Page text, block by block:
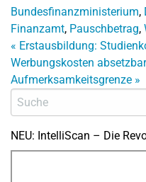
Bundesfinanzministerium,
Finanzamt, Pauschbetrag,
« Erstausbildung:
Werbungskosten
Aufmerksamkeitsgrenze »
NEU: IntelliScan – Die